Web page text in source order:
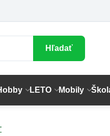
Hľadať
LETO Mobily